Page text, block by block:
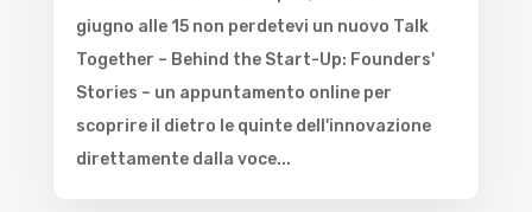
giugno alle 15 non perdetevi un nuovo Talk
Together – Behind the Start-Up: Founders'
Stories – un appuntamento online per
scoprire il dietro le quinte dell'innovazione
direttamente dalla voce...